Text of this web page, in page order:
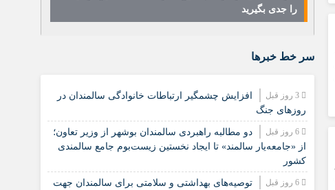
را جدی بگیرید
سر خط خبرها
3 روز قبل
افزایش چشمگیر ارتباطات خانوادگی سالمندان در
روزهای جنگ
6 روز قبل
دو مطالبه راهبردی سالمندان بوشهر از وزیر تعاون؛
از «جامعه‌یار سالمند» تا ایجاد نخستین زیست‌بوم جامع سالمندی
کشور
6 روز قبل
️توصیه‌های بهداشتی و سلامتی برای سالمندان جهت